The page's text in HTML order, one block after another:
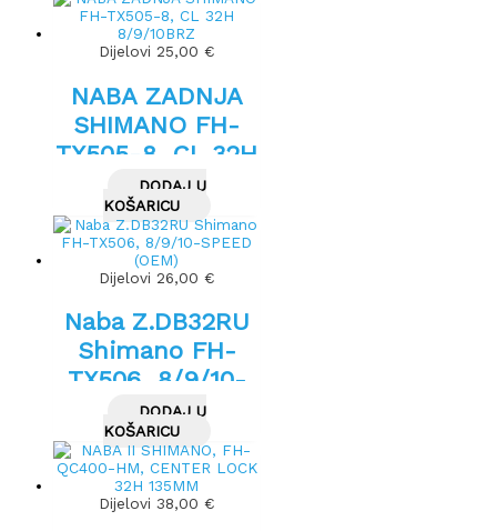
Dijelovi 25,00 €
NABA ZADNJA
SHIMANO FH-
TX505-8, CL 32H
8/9/10BRZ
DODAJ U
KOŠARICU
Dijelovi 26,00 €
Naba Z.DB32RU
Shimano FH-
TX506, 8/9/10-
SPEED (OEM)
DODAJ U
KOŠARICU
Dijelovi 38,00 €